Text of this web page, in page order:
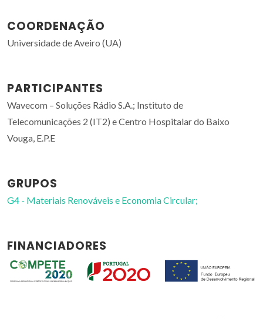
COORDENAÇÃO
Universidade de Aveiro (UA)
PARTICIPANTES
Wavecom – Soluções Rádio S.A.; Instituto de
Telecomunicações 2 (IT2) e Centro Hospitalar do Baixo
Vouga, E.P.E
GRUPOS
G4 - Materiais Renováveis e Economia Circular;
FINANCIADORES